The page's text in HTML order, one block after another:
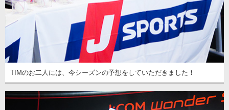
TIMのお二人には、今シーズンの予想をしていただきました！